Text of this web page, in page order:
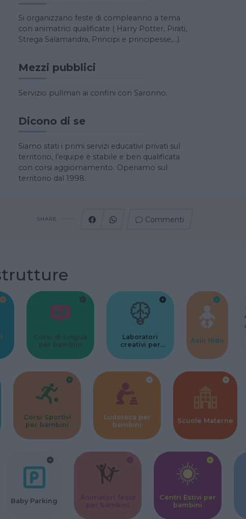
Si organizzano feste di compleanno a tema
con animatrici qualificate ( Harry Potter, Pirati,
Strega Salamandra, Principi e principesse,…).
Mezzi pubblici
Servizio pullman ai confini con Saronno.
Dicono di se
Siamo stati i primi servizi educativi privati sul
territorio, l’equipe è stabile e ben qualificata
con corsi aggiornamento. Operiamo sul
territorio dal 1998.
SHARE Commenti
Corsi di Lingua
per bambini
Laboratori
creativi per
Asili Nido
Corsi Sportivi
per bambini
Ludoteca per
bambini
Scuole Materne
Baby Parking
Centri Estivi per
bambini